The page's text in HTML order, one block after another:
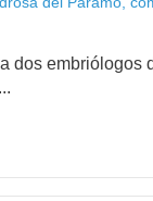
dos embriólogos